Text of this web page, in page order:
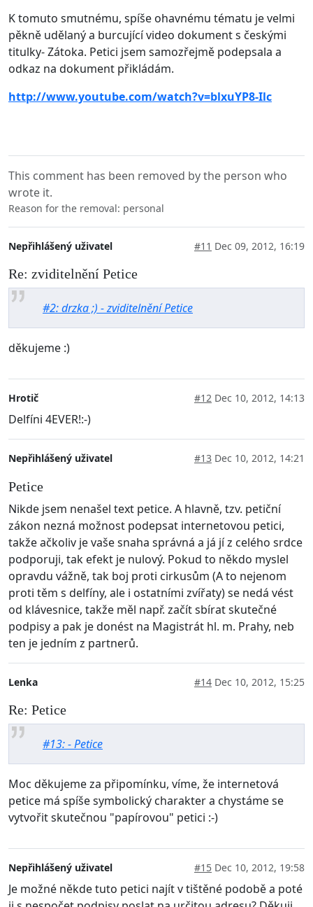
K tomuto smutnému, spíše ohavnému tématu je velmi
pěkně udělaný a burcující video dokument s českými
titulky- Zátoka. Petici jsem samozřejmě podepsala a
odkaz na dokument přikládám.
http://www.youtube.com/watch?v=blxuYP8-Ilc
This comment has been removed by the person who
wrote it.
Reason for the removal: personal
Nepřihlášený uživatel #11 Dec 09, 2012, 16:19
Re: zviditelnění Petice
#2: drzka ;) - zviditelnění Petice
děkujeme :)
Hrotič #12 Dec 10, 2012, 14:13
Delfíni 4EVER!:-)
Nepřihlášený uživatel #13 Dec 10, 2012, 14:21
Petice
Nikde jsem nenašel text petice. A hlavně, tzv. petiční
zákon nezná možnost podepsat internetovou petici,
takže ačkoliv je vaše snaha správná a já jí z celého srdce
podporuji, tak efekt je nulový. Pokud to někdo myslel
opravdu vážně, tak boj proti cirkusům (A to nejenom
proti těm s delfíny, ale i ostatními zvířaty) se nedá vést
od klávesnice, takže měl např. začít sbírat skutečné
podpisy a pak je donést na Magistrát hl. m. Prahy, neb
ten je jedním z partnerů.
Lenka #14 Dec 10, 2012, 15:25
Re: Petice
#13: - Petice
Moc děkujeme za připomínku, víme, že internetová
petice má spíše symbolický charakter a chystáme se
vytvořit skutečnou "papírovou" petici :-)
Nepřihlášený uživatel #15 Dec 10, 2012, 19:58
Je možné někde tuto petici najít v tištěné podobě a poté